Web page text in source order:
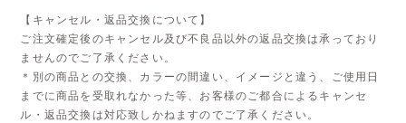
【キャンセル・返品交換について】
ご注文確定後のキャンセル及び不良品以外の返品交換は承っており
ませんのでご了承ください。
＊別の商品との交換、カラーの間違い、イメージと違う、ご使用日
までに商品を受取れなかった等、お客様のご都合によるキャンセ
ル・返品交換は対応致しかねますのでご了承ください。